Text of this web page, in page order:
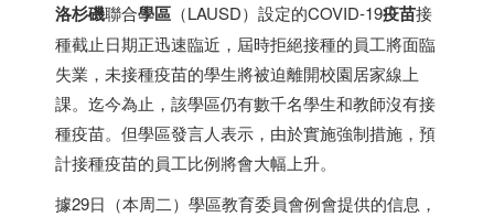
洛杉磯聯合學區 （LAUSD）設定的COVID-19疫苗接
種截止日期正迅速臨近，屆時拒絕接種的員工將面臨
失業，未接種疫苗的學生將被迫離開校園居家線上
課。迄今為止，該學區仍有數千名學生和教師沒有接
種疫苗。但學區發言人表示，由於實施強制措施，預
計接種疫苗的員工比例將會大幅上升。
據29日（本周二）學區教育委員會例會提供的信息，